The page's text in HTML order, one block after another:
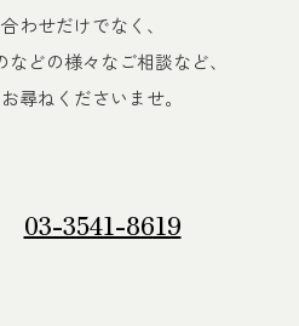
わせだけでなく、
どの様々なご相談など、
尋ねくださいませ。
03-3541-8619